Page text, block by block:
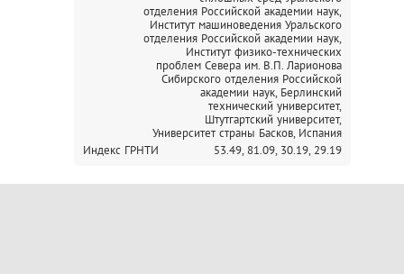
отделения Российской академии наук,
Институт машиноведения Уральского
отделения Российской академии наук,
Институт физико-технических
проблем Севера им. В.П. Ларионова
Сибирского отделения Российской
академии наук, Берлинский
технический университет,
Штутгартский университет,
Университет страны Басков, Испания
Индекс ГРНТИ
53.49, 81.09, 30.19, 29.19